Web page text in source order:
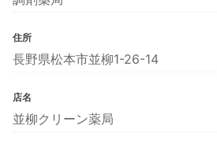
住所
長野県松本市並柳1-26-14
店名
並柳クリーン薬局